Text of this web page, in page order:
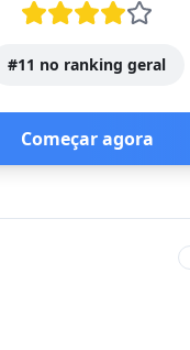
#11 no ranking geral
Começar agora